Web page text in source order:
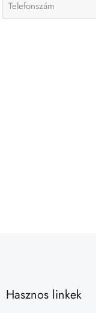
Hasznos linkek